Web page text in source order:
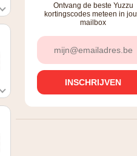
Ontvang de beste Yuzzu
kortingscodes meteen in
mailbox